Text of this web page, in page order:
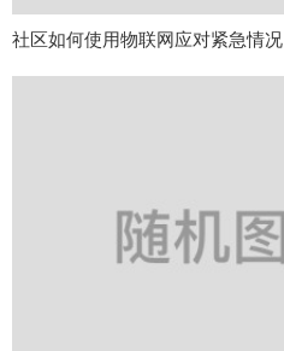
社区如何使用物联网应对紧急情况